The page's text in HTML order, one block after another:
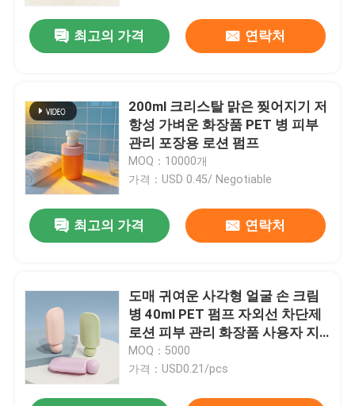
최고의 가격 연락처
200ml 크리스탈 맑은 찢어지기 저
항성 가벼운 화장품 PET 병 피부
관리 포장용 로션 펌프
MOQ：10000개
가격：USD 0.45/ Negotiable
최고의 가격 연락처
도매 귀여운 사각형 얼굴 손 크림
병 40ml PET 펌프 자외선 차단제
로션 피부 관리 화장품 사용자 지
정 로고와 함께 포장
MOQ：5000
가격：USD0.21/pcs